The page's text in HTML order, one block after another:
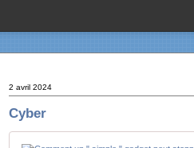
2 avril 2024
Cyber